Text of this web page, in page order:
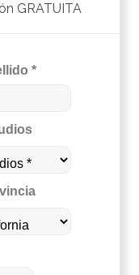
GRATUITA
*